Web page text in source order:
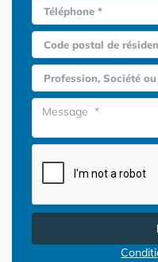
Téléphone *
Code postal de
Profession, Société